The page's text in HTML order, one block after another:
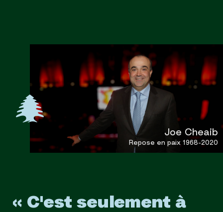
Joe Cheaib
Repose en paix 1968-2020
« C'est seulement à